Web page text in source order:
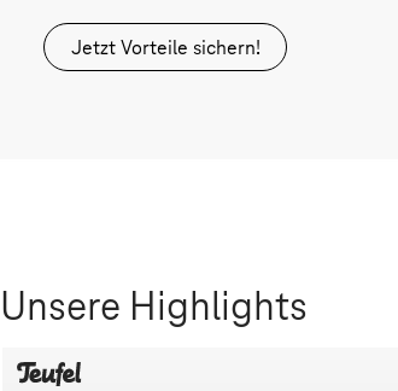
Jetzt Vorteile sichern!
Unsere Highlights